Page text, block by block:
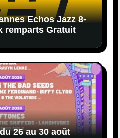
Echos Jazz 8-
2026 aux remparts Gratuit
26 au 30 août